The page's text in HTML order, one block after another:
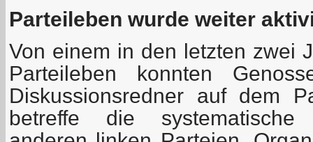
Parteileben wurde weiter
Von einem in den letzten zwei
Parteileben konnten
Diskussionsredner auf dem
betreffe die systematische